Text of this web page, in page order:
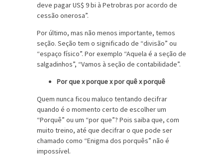
deve pagar US$ 9 bi à Petrobras por acordo de
cessão onerosa”.
Por último, mas não menos importante, temos
seção. Seção tem o significado de “divisão” ou
“espaço físico”. Por exemplo “Aquela é a seção de
salgadinhos”, “Vamos à seção de contabilidade”.
Por que x porque x por quê x porquê
Quem nunca ficou maluco tentando decifrar
quando é o momento certo de escolher um
“Porquê” ou um “por que”? Pois saiba que, com
muito treino, até que decifrar o que pode ser
chamado como “Enigma dos porquês” não é
impossível.